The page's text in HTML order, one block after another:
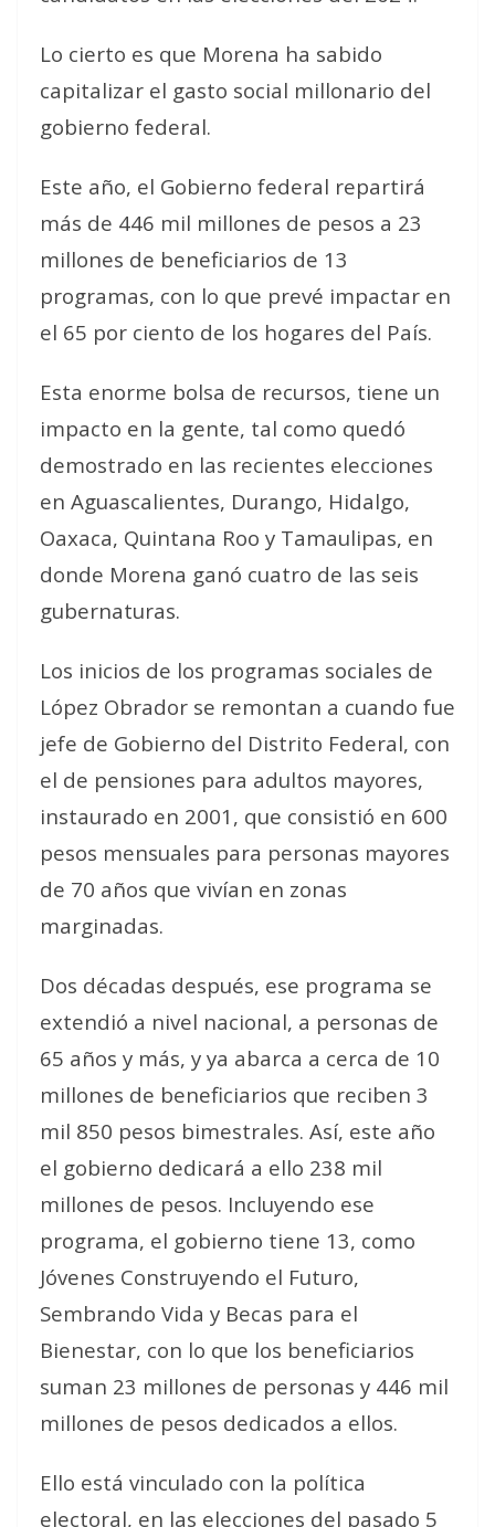
Lo cierto es que Morena ha sabido
capitalizar el gasto social millonario del
gobierno federal.
Este año, el Gobierno federal repartirá
más de 446 mil millones de pesos a 23
millones de beneficiarios de 13
programas, con lo que prevé impactar en
el 65 por ciento de los hogares del País.
Esta enorme bolsa de recursos, tiene un
impacto en la gente, tal como quedó
demostrado en las recientes elecciones
en Aguascalientes, Durango, Hidalgo,
Oaxaca, Quintana Roo y Tamaulipas, en
donde Morena ganó cuatro de las seis
gubernaturas.
Los inicios de los programas sociales de
López Obrador se remontan a cuando fue
jefe de Gobierno del Distrito Federal, con
el de pensiones para adultos mayores,
instaurado en 2001, que consistió en 600
pesos mensuales para personas mayores
de 70 años que vivían en zonas
marginadas.
Dos décadas después, ese programa se
extendió a nivel nacional, a personas de
65 años y más, y ya abarca a cerca de 10
millones de beneficiarios que reciben 3
mil 850 pesos bimestrales. Así, este año
el gobierno dedicará a ello 238 mil
millones de pesos. Incluyendo ese
programa, el gobierno tiene 13, como
Jóvenes Construyendo el Futuro,
Sembrando Vida y Becas para el
Bienestar, con lo que los beneficiarios
suman 23 millones de personas y 446 mil
millones de pesos dedicados a ellos.
Ello está vinculado con la política
electoral, en las elecciones del pasado 5